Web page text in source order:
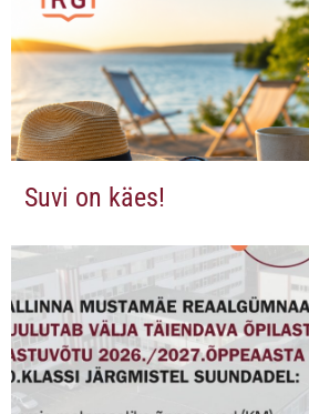
Suvi on käes!